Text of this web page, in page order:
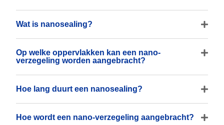
Wat is nanosealing?
Op welke oppervlakken kan een nano-
verzegeling worden aangebracht?
Hoe lang duurt een nanosealing?
Hoe wordt een nano-verzegeling aangebracht?